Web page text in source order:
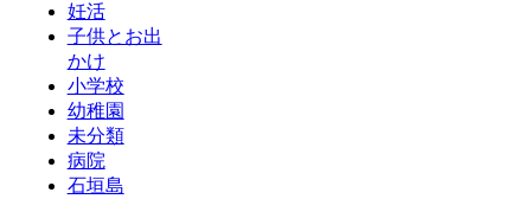
妊活
子供とお出
かけ
小学校
幼稚園
未分類
病院
石垣島